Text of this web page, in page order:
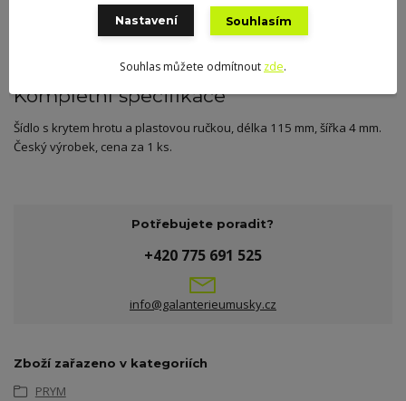
Kompletní specifikace Hodnocení 0
Kompletní specifikace
Šídlo s krytem hrotu a plastovou ručkou, délka 115 mm, šířka 4 mm.
Český výrobek, cena za 1 ks.
Potřebujete poradit?
+420 775 691 525
info@galanterieumusky.cz
Zboží zařazeno v kategoriích
PRYM
Nastavení Souhlasím
Souhlas můžete odmítnout zde.